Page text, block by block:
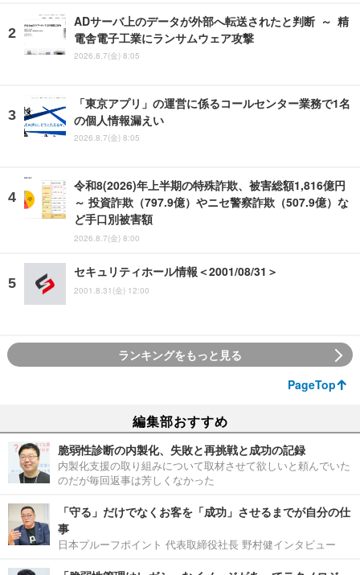
ADサーバ上のデータが外部へ転送されたと判断 ～ 精
電舎電子工業にランサムウェア攻撃
2026.8.7(金) 8:05
「東京アプリ」の運営に係るコールセンター業務で1名
の個人情報漏えい
2026.8.7(金) 8:05
令和8(2026)年上半期の特殊詐欺、被害総額1,816億円
～ 投資詐欺（797.9億）やニセ警察詐欺（507.9億）な
ど手口別被害額
2026.8.7(金) 8:00
セキュリティホール情報＜2001/08/31＞
2001.8.31(金) 12:00
ランキングをもっと見る
PageTop
編集部おすすめ
脆弱性診断の内製化、失敗と再挑戦と成功の記録
内製化支援の取り組みについて取材させて欲しいと頼んでいた
のだが毎回返事は芳しくなかった
「守る」だけでなくお客を「成功」させるまでが自分の仕
事
日本プルーフポイント 代表取締役社長 野村健インタビュー